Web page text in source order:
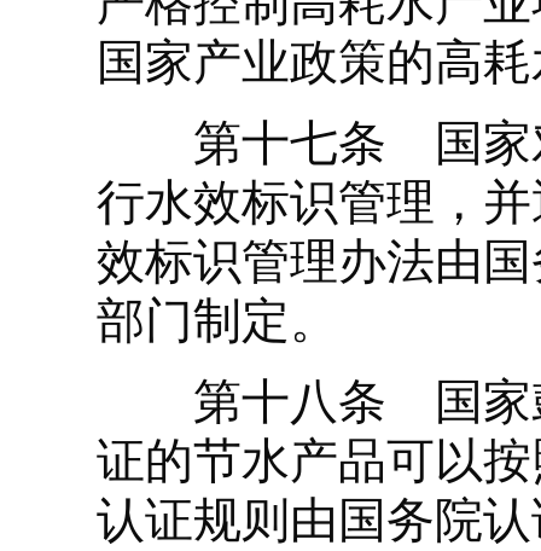
国家产业政策的高
第十七条 国家对
行水效标识管理，
效标识管理办法由
部门制定。
第十八条 国家鼓
证的节水产品可以
认证规则由国务院